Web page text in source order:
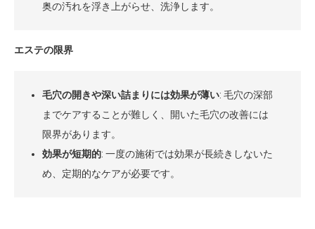
奥の汚れを浮き上がらせ、洗浄します。
エステの限界
毛穴の開きや深い詰まりには効果が薄い: 毛穴の深部
までケアすることが難しく、開いた毛穴の改善には
限界があります。
効果が短期的: 一度の施術では効果が長続きしないた
め、定期的なケアが必要です。